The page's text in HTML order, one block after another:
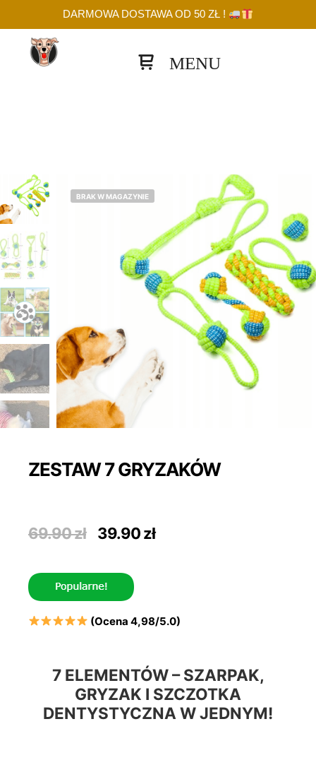
DARMOWA DOSTAWA OD 50 ZŁ !
BRAK W MAGAZYNIE
ZESTAW 7 GRYZAKÓW
69.90zł
Pierwotna
wynosiła:
69.90 zł.
39.90złAktualna
(Ocena 4,98/5.0)
7 ELEMENTÓW – SZARPAK,
GRYZAK I SZCZOTKA
DENTYSTYCZNA W JEDNYM!